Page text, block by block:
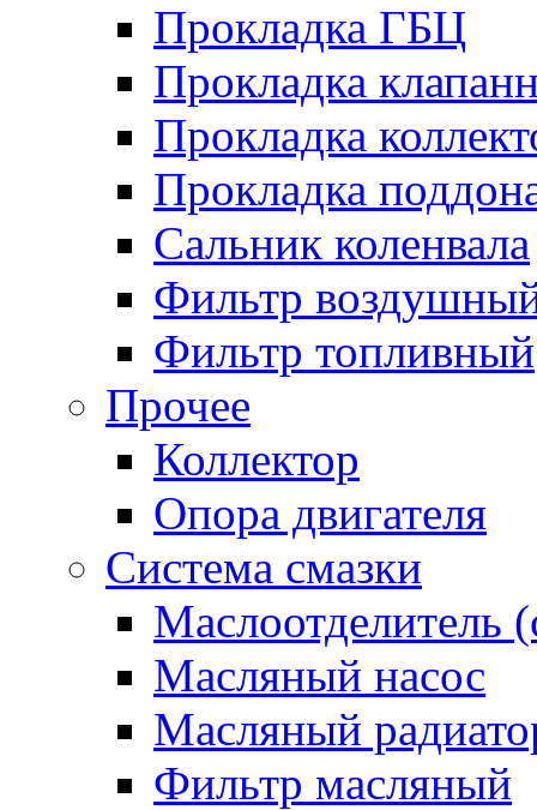
Прокладка ГБЦ
Прокладка
Прокладка
Прокладка
Сальник коленвала
Фильтр
Фильтр топливный
Прочее
Коллектор
Опора двигателя
Система смазки
Маслоотделитель
Масляный насос
Масляный
Фильтр масляный